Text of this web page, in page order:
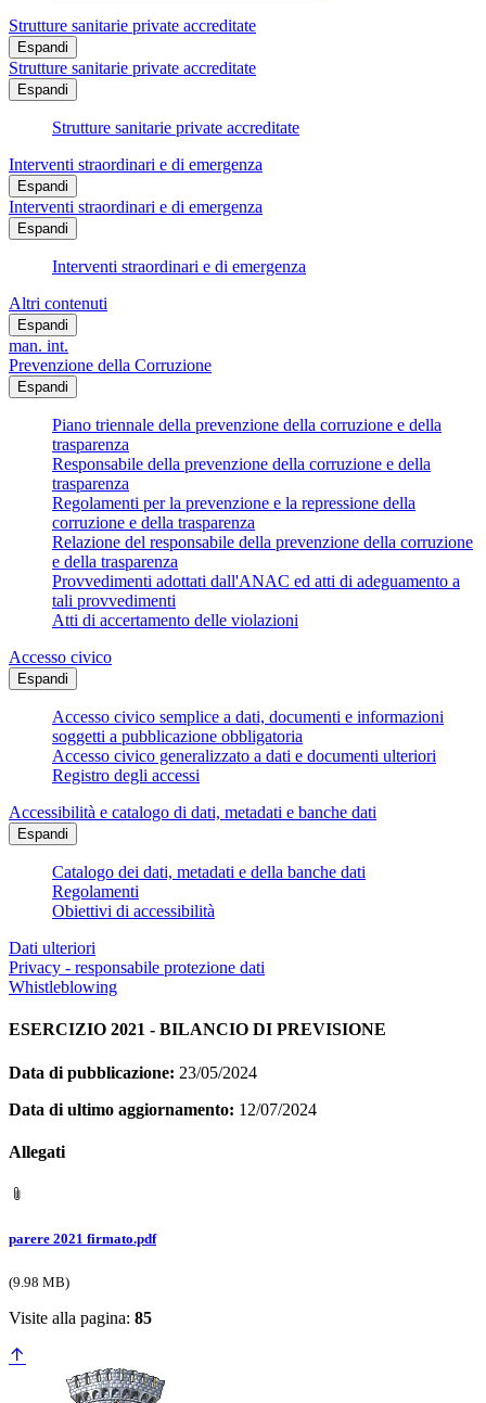
Strutture sanitarie private accreditate
Espandi
Strutture sanitarie private accreditate
Espandi
Strutture sanitarie private accreditate
Interventi straordinari e di emergenza
Espandi
Interventi straordinari e di emergenza
Espandi
Interventi straordinari e di emergenza
Altri contenuti
Espandi
man. int.
Prevenzione della Corruzione
Espandi
Piano triennale della prevenzione della corruzione e della
trasparenza
Responsabile della prevenzione della corruzione e della
trasparenza
Regolamenti per la prevenzione e la repressione della
corruzione e della trasparenza
Relazione del responsabile della prevenzione della corruzione
e della trasparenza
Provvedimenti adottati dall'ANAC ed atti di adeguamento a
tali provvedimenti
Atti di accertamento delle violazioni
Accesso civico
Espandi
Accesso civico semplice a dati, documenti e informazioni
soggetti a pubblicazione obbligatoria
Accesso civico generalizzato a dati e documenti ulteriori
Registro degli accessi
Accessibilità e catalogo di dati, metadati e banche dati
Espandi
Catalogo dei dati, metadati e della banche dati
Regolamenti
Obiettivi di accessibilità
Dati ulteriori
Privacy - responsabile protezione dati
Whistleblowing
ESERCIZIO 2021 - BILANCIO DI PREVISIONE
Data di pubblicazione: 23/05/2024
Data di ultimo aggiornamento: 12/07/2024
Allegati
parere 2021 firmato.pdf
(9.98 MB)
Visite alla pagina: 85